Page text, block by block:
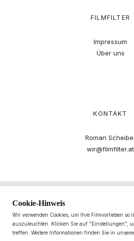
FILMFILTER
Impressum
Über uns
KONTAKT
Roman
wir@filmfilter.at
Cookie-Hinweis
Wir verwenden Cookies, um Ihre Filmvorlieben so
auszuleuchten. Klicken Sie auf "Einstellungen",
treffen. Weitere Informationen finden Sie in